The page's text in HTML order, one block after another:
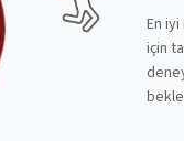
En
için